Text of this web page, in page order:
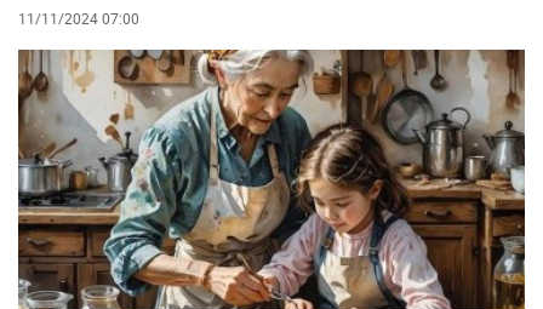
11/11/2024 07:00